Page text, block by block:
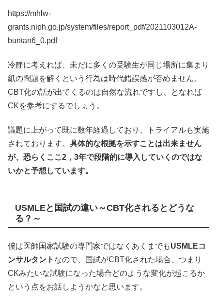
https://mhlw-
grants.niph.go.jp/system/files/report_pdf/2021103012A-
buntan6_0.pdf
冷静に考えれば、未だに多くの受験生が同じ場所に集まり
紙の問題を解くという行為は時代錯誤感が否めません。
CBT化の話が出てくるのは自然な流れですし、となれば
CKを参考にするでしょう。
議題に上がって既に数年経過しており、トライアルも実施
されております。 具体的な根拠を示すことは出来ません
が、恐らくここ2，3年で段階的に導入していくのではな
いかと予想しています。
USMLEと国試の違い～CBT化されるとどうな
る？～
僕は医師国家試験の専門家ではなくあくまでもUSMLEコ
ンサルタント なので、国試がCBT化された場合、つまり
CKみたいな試験になった場合どのような変化が起こるか
という点をお話しようかなと思います。